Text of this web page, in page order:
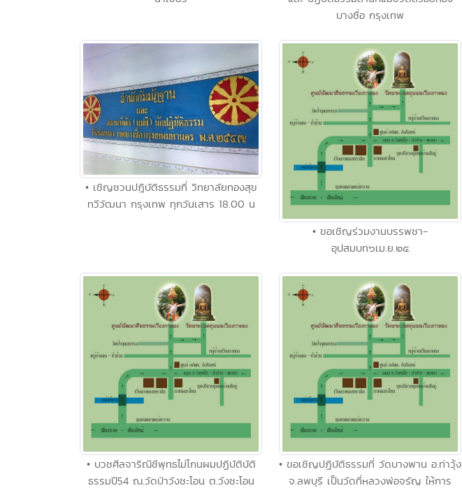
บางซื่อ กรุงเทพ
• เชิญชวนปฎิบัติธรรมที่ วิทยาลัยทองสุข
ทวีวัฒนา กรุงเทพ ทุกวันเสาร 18.00 น
• ขอเชิญร่วมงานบรรพชา-
อุปสมบท๖เม.ย.๒๕
• บวชศีลจาริณีชีพุทธไม่โกนผมปฏิบัติบัติ
ธรรมปี54 ณ.วัดป่าวังชะโอน ต.วังชะโอน
• ขอเชิญปฏิบัติธรรมที่ วัดบางพาน อ.ท่าวุ้ง
จ.ลพบุรี เป็นวัดที่หลวงพ่อจรัญ ให้การ